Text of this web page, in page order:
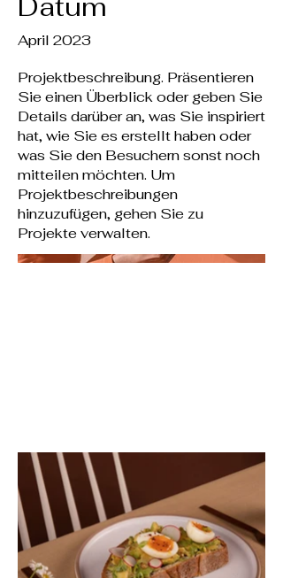
Datum
April 2023
Projektbeschreibung. Präsentieren
Sie einen Überblick oder geben Sie
Details darüber an, was Sie inspiriert
hat, wie Sie es erstellt haben oder
was Sie den Besuchern sonst noch
mitteilen möchten. Um
Projektbeschreibungen
hinzuzufügen, gehen Sie zu
Projekte verwalten.